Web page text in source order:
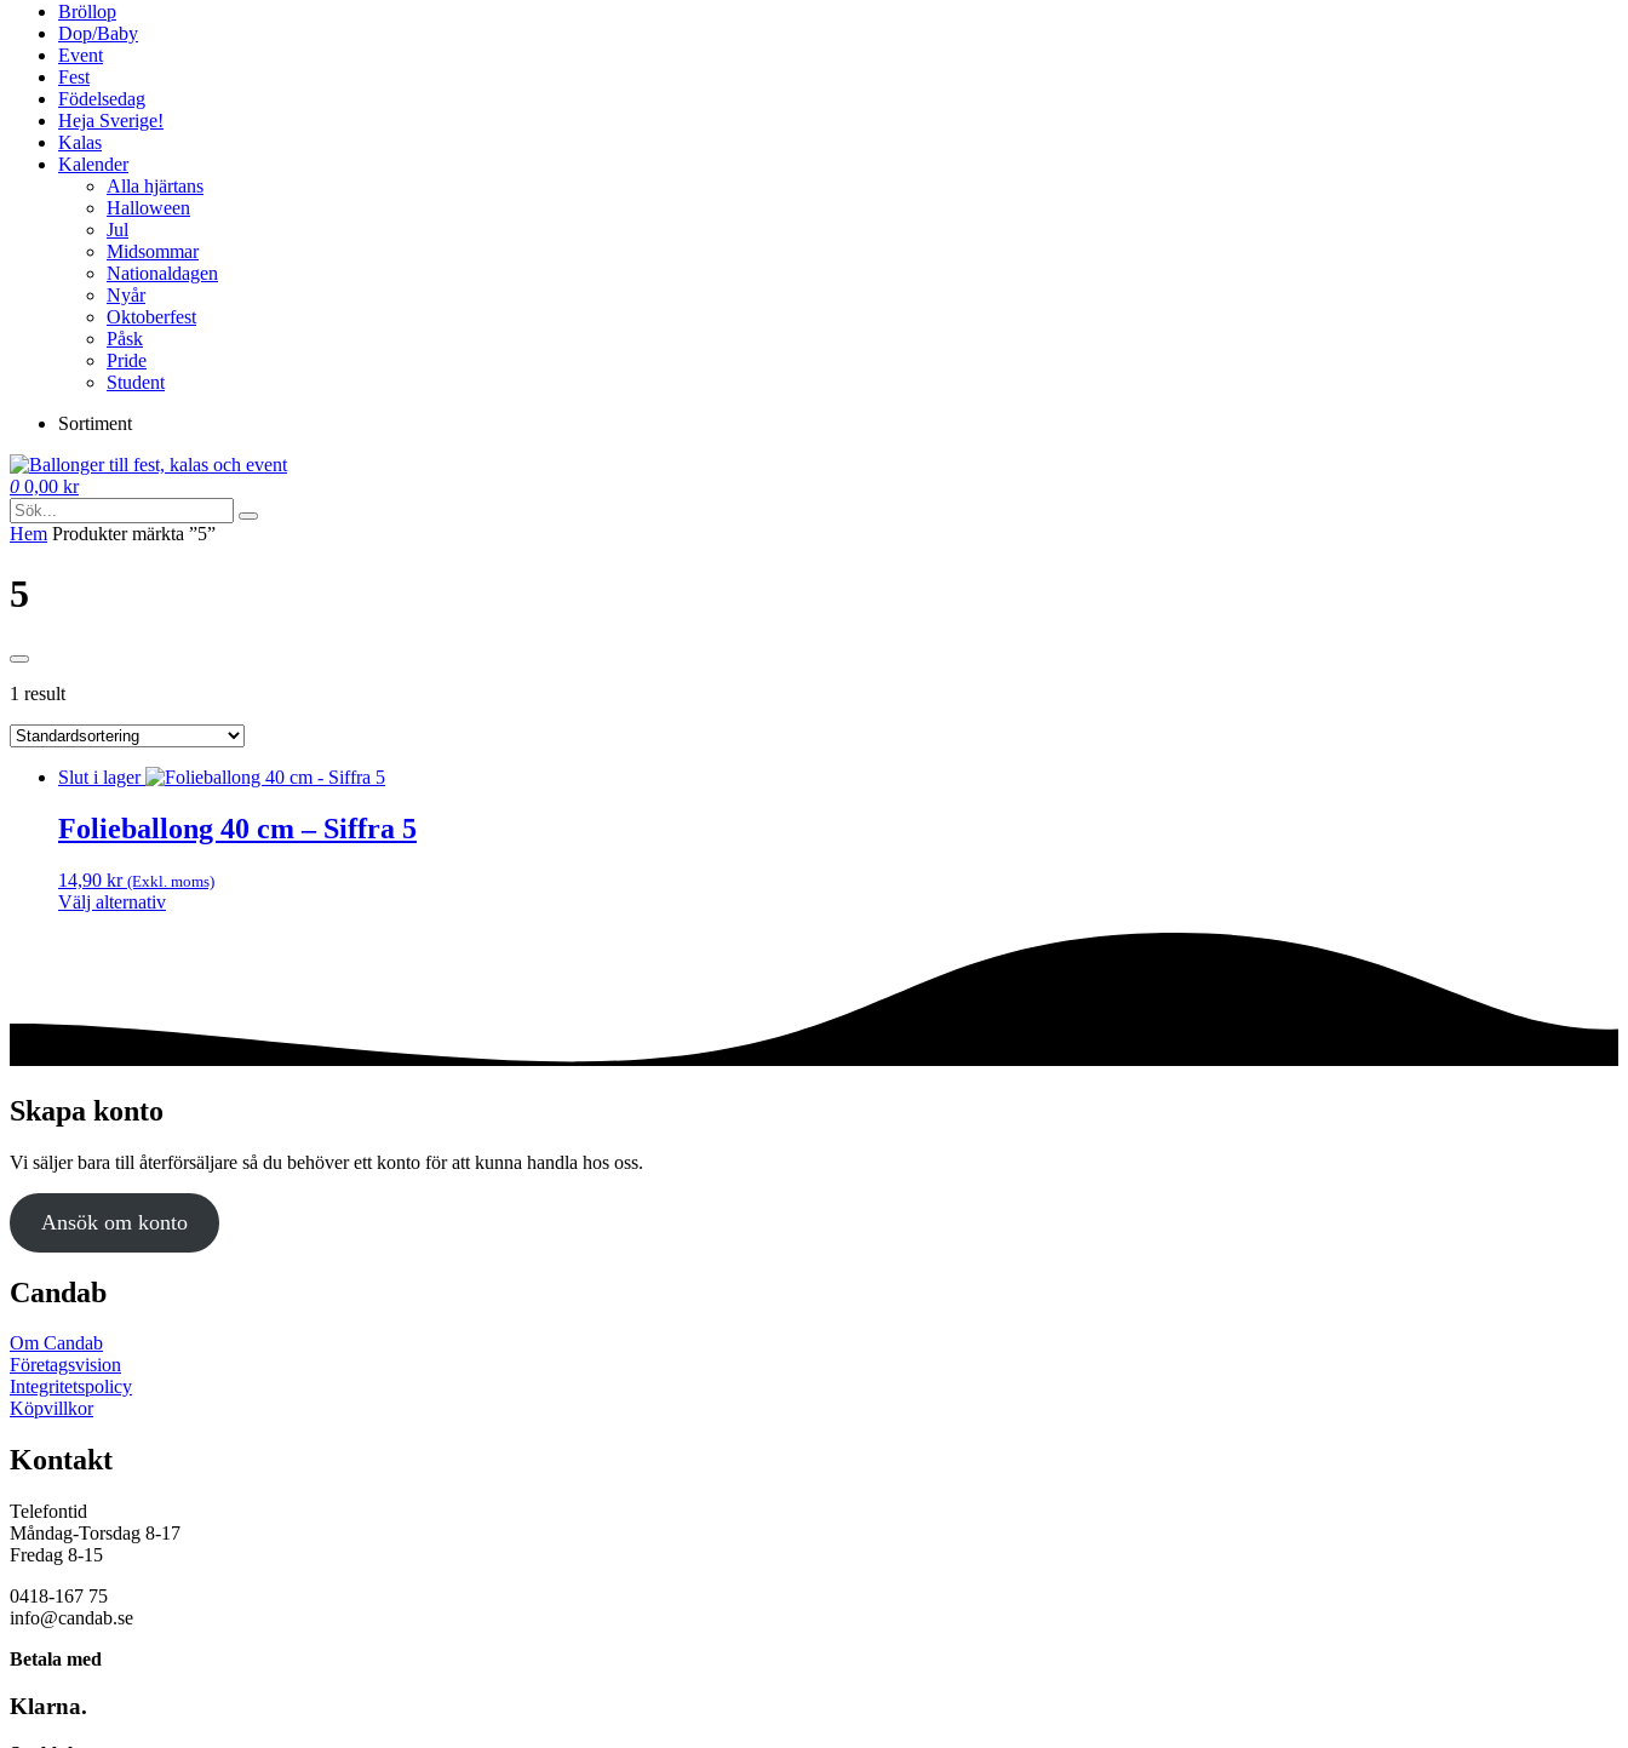
Bröllop
Dop/Baby
Event
Fest
Födelsedag
Heja Sverige!
Kalas
Kalender
Alla hjärtans
Halloween
Jul
Midsommar
Nationaldagen
Nyår
Oktoberfest
Påsk
Pride
Student
Sortiment
0 0,00 kr
Hem Produkter märkta ”5”
5
1 result
Slut i lager
Folieballong 40 cm – Siffra 5
14,90 kr (Exkl. moms)
Välj alternativ
varianter.
alternativen
kan
på
Skapa konto
Vi säljer bara till återförsäljare så du behöver ett konto för att kunna handla hos oss.
Ansök om konto
Candab
Om Candab
Företagsvision
Integritetspolicy
Köpvillkor
Kontakt
Telefontid
Måndag-Torsdag 8-17
Fredag 8-15
0418-167 75
info@candab.se
Betala med
Klarna.